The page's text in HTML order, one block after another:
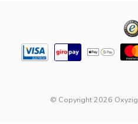
© Copyright 2026 Oxyzig